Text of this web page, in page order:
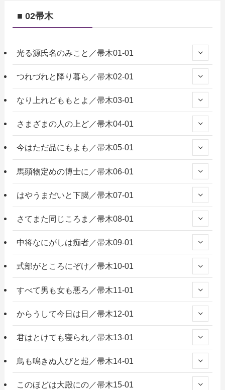
■ 02帚木
光る源氏名のみこと／帚木01-01
つれづれと降り暮ら／帚木02-01
なり上れどももとよ／帚木03-01
さまざまの人の上ど／帚木04-01
今はただ品にもよも／帚木05-01
馬頭物定めの博士に／帚木06-01
はやうまだいと下臈／帚木07-01
さてまた同じころま／帚木08-01
中将なにがしは痴者／帚木09-01
式部がところにぞけ／帚木10-01
すべて男も女も悪ろ／帚木11-01
からうして今日は日／帚木12-01
君はとけても寝られ／帚木13-01
鳥も鳴きぬ人びと起／帚木14-01
このほどは大殿にの／帚木15-01